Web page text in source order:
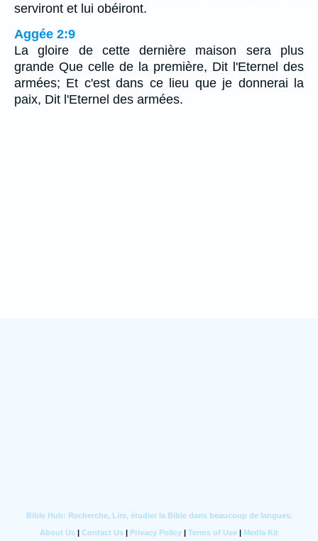
serviront et lui obéiront.
Aggée 2:9
La gloire de cette dernière maison sera plus
grande Que celle de la première, Dit l'Eternel des
armées; Et c'est dans ce lieu que je donnerai la
paix, Dit l'Eternel des armées.